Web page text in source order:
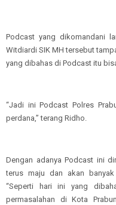
Podcast yang dikomandani
Witdiardi SIK MH tersebut
yang dibahas di Podcast itu
“Jadi ini Podcast Polres
perdana,” terang Ridho.
Dengan adanya Podcast ini
terus maju dan akan
“Seperti hari ini yang
permasalahan di Kota